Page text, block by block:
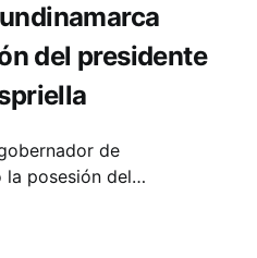
del presidente
de
la posesión del…